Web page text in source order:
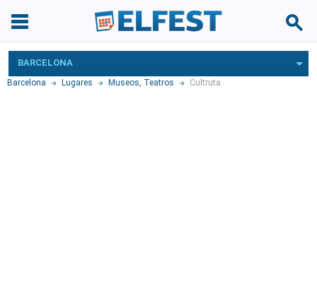
BARCELONA
Barcelona Lugares Museos, Teatros Cultruta